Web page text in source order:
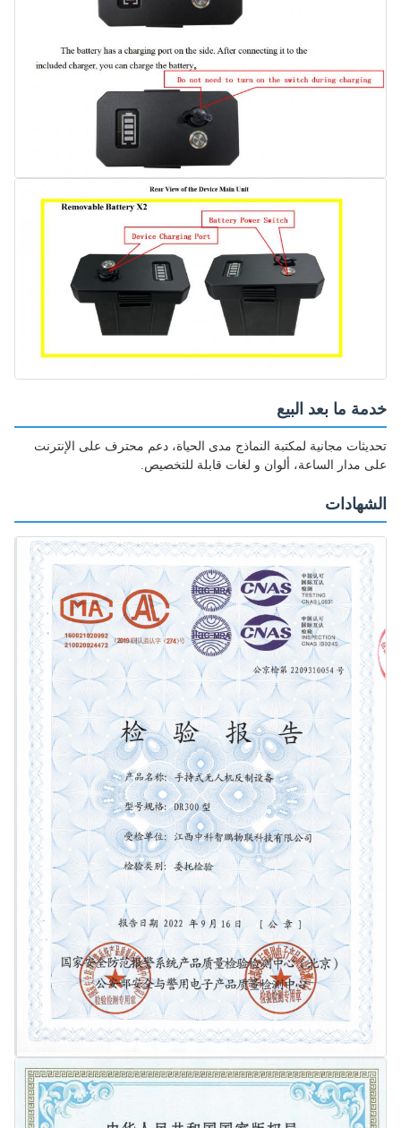
خدمة ما بعد البيع
تحديثات مجانية لمكتبة النماذج مدى الحياة، دعم محترف على الإنترنت
على مدار الساعة، ألوان و لغات قابلة للتخصيص.
الشهادات